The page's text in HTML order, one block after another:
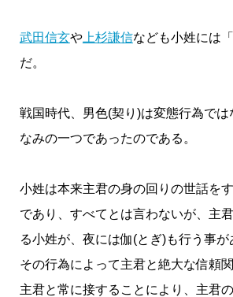
武田信玄や上杉謙信なども小姓には
だ。
戦国時代、男色(契り)は変態行為では
なみの一つであったのである。
小姓は本来主君の身の回りの世話を
であり、すべてとは言わないが、主
る小姓が、夜には伽(とぎ)も行う事が
その行為によって主君と絶大な信頼
主君と常に接することにより、主君